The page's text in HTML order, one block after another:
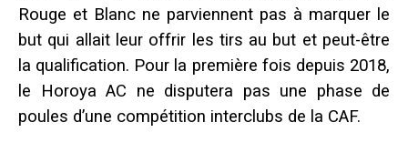
Rouge et Blanc ne parviennent pas à marquer le
but qui allait leur offrir les tirs au but et peut-être
la qualification. Pour la première fois depuis 2018,
le Horoya AC ne disputera pas une phase de
poules d’une compétition interclubs de la CAF.